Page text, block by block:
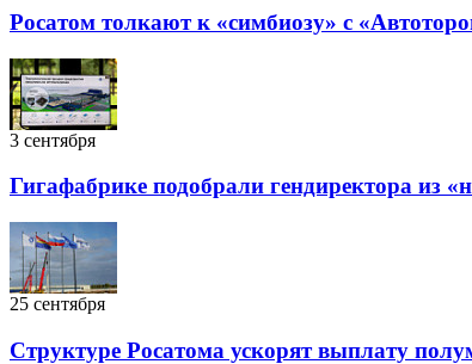
Росатом толкают к «симбиозу» с
3 сентября
Гигафабрике подобрали гендиректора из
25 сентября
Структуре Росатома ускорят выплату